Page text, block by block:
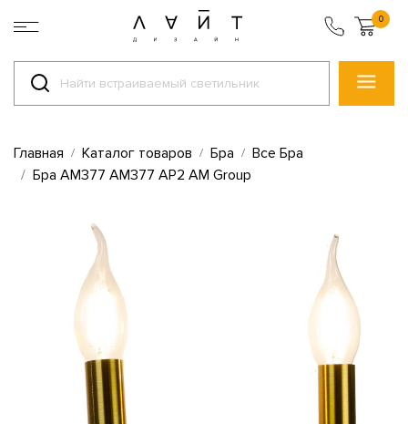
0
Главная Каталог товаров Бра
Все Бра
Бра AM377 AM377 AP2 AM Group